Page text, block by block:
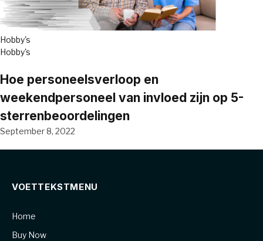
Hobby's
Hobby's
Hoe personeelsverloop en
weekendpersoneel van invloed zijn op 5-
sterrenbeoordelingen
September 8, 2022
VOETTEKSTMENU
Home
Buy Now